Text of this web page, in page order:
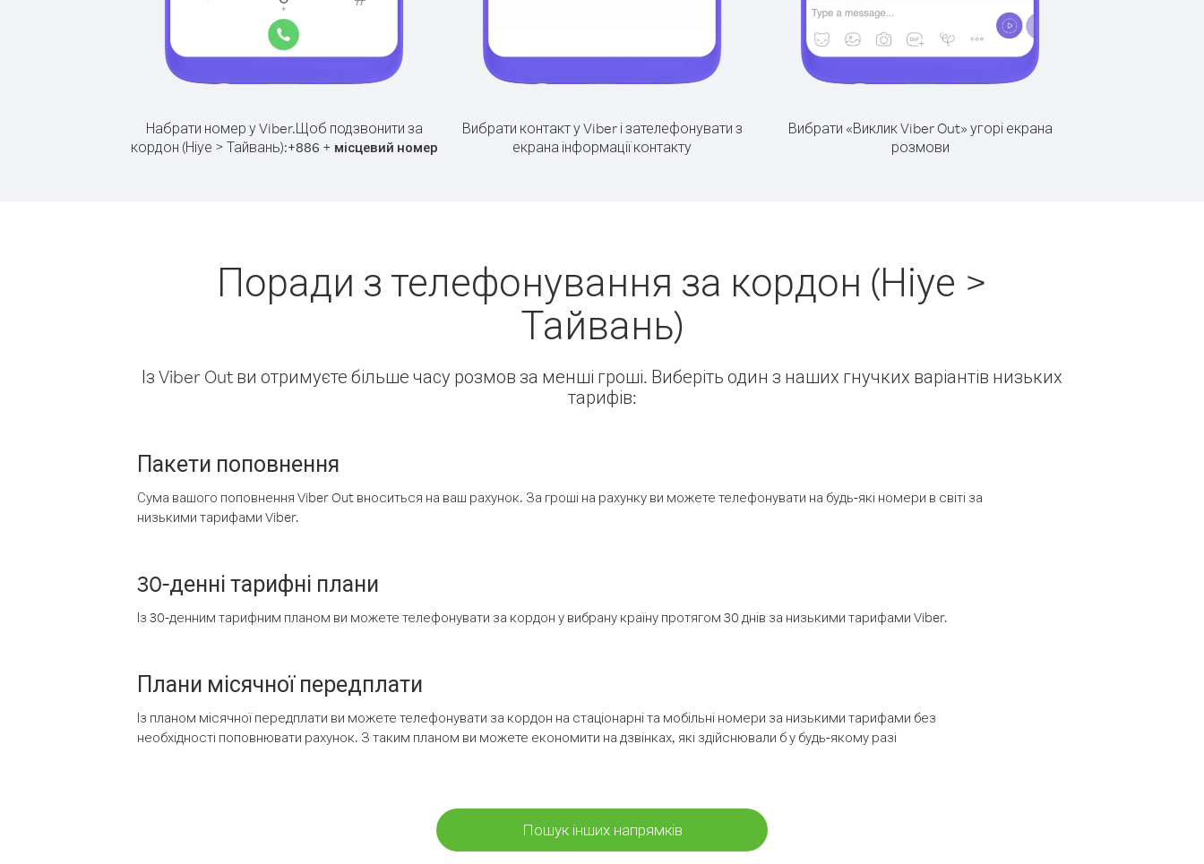
Набрати номер у Viber.Щоб подзвонити за
кордон (Ніуе > Тайвань):+886 + місцевий номер
Вибрати контакт у Viber і зателефонувати з
екрана інформації контакту
Вибрати «Виклик Viber Out» угорі екрана
розмови
Поради з телефонування за кордон (Ніуе >
Тайвань)
Із Viber Out ви отримуєте більше часу розмов за менші гроші. Виберіть один з наших гнучких варіантів низьких
тарифів:
Пакети поповнення
Сума вашого поповнення Viber Out вноситься на ваш рахунок. За гроші на рахунку ви можете телефонувати на будь-які номери в світі за
низькими тарифами Viber.
30-денні тарифні плани
Із 30-денним тарифним планом ви можете телефонувати за кордон у вибрану країну протягом 30 днів за низькими тарифами Viber.
Плани місячної передплати
Із планом місячної передплати ви можете телефонувати за кордон на стаціонарні та мобільні номери за низькими тарифами без
необхідності поповнювати рахунок. З таким планом ви можете економити на дзвінках, які здійснювали б у будь-якому разі
Пошук інших напрямків